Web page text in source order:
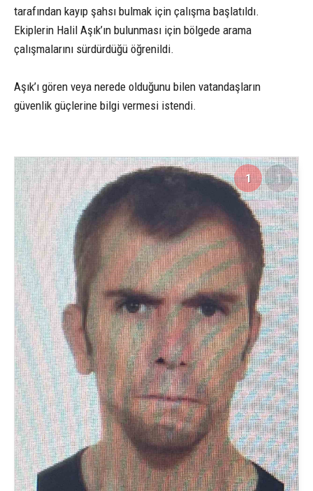
tarafından kayıp şahsı bulmak için çalışma başlatıldı.
Ekiplerin Halil Aşık’ın bulunması için bölgede arama
çalışmalarını sürdürdüğü öğrenildi.
Aşık’ı gören veya nerede olduğunu bilen vatandaşların
güvenlik güçlerine bilgi vermesi istendi.
1 1